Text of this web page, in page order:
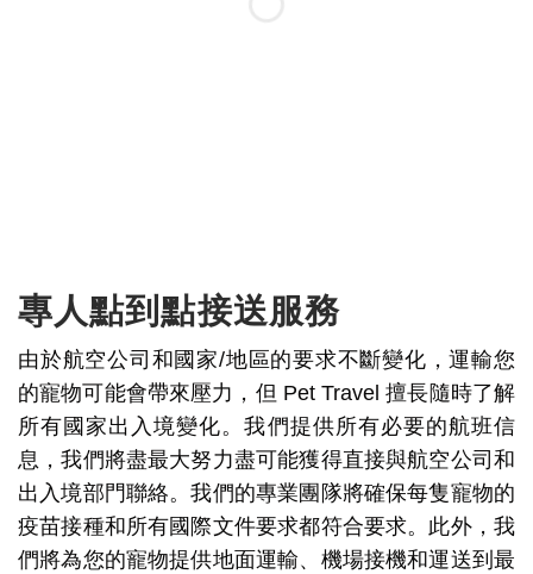
專人點到點接送服務
由於航空公司和國家/地區的要求不斷變化，運輸您
的寵物可能會帶來壓力，但 Pet Travel 擅長隨時了解
所有國家出入境變化。我們提供所有必要的航班信
息，我們將盡最大努力盡可能獲得直接與航空公司和
出入境部門聯絡。我們的專業團隊將確保每隻寵物的
疫苗接種和所有國際文件要求都符合要求。此外，我
們將為您的寵物提供地面運輸、機場接機和運送到最